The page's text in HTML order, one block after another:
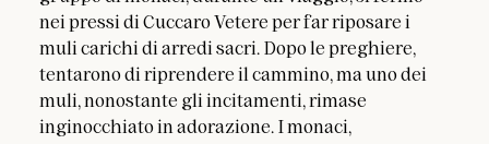
nei pressi di Cuccaro Vetere per far riposare i
muli carichi di arredi sacri. Dopo le preghiere,
tentarono di riprendere il cammino, ma uno dei
muli, nonostante gli incitamenti, rimase
inginocchiato in adorazione. I monaci,